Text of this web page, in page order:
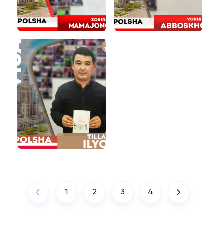
1 2 3 4